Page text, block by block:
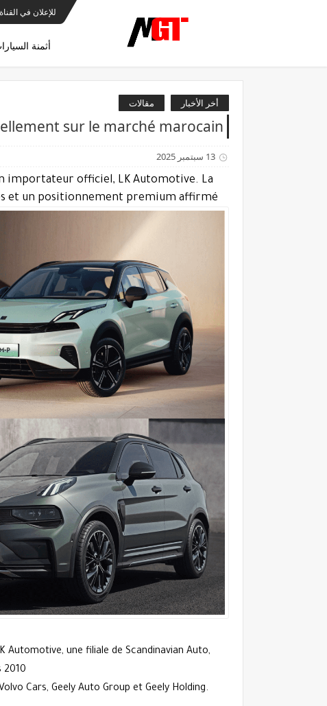
للإعلان في القناة
أثمنة
أخر الأخبار مقالات
sur le marché marocain
13 سبتمبر 2025
importateur officiel, LK Automotive. La
et un positionnement premium affirmé
Automotive, une filiale de Scandinavian Auto,
2010
Cars, Geely Auto Group et Geely Holding.